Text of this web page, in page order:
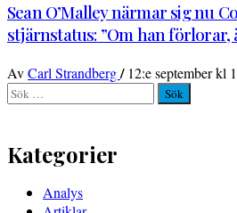
Sean O’Malley närmar sig nu
stjärnstatus: ”Om han förlorar,
AvCarl Strandberg/ 12:e september kl
Sök
efter:
Kategorier
Analys